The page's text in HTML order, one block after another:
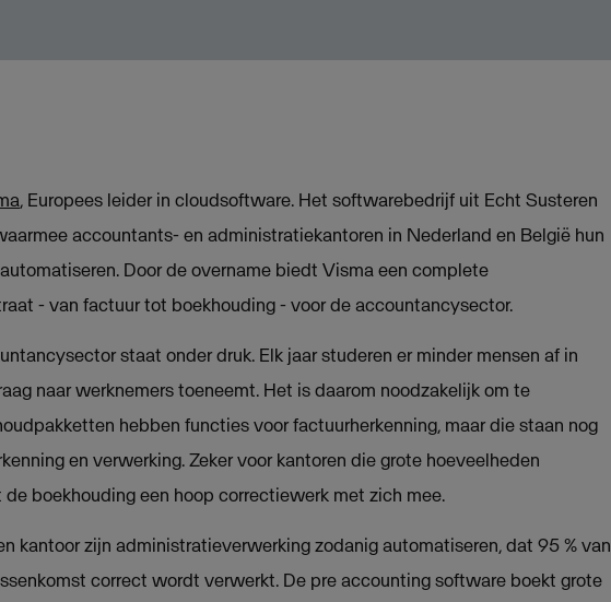
, Europees leider in cloudsoftware. Het softwarebedrijf uit Echt Susteren
accountants- en administratiekantoren in Nederland en België hun
Door de overname biedt Visma een complete
- van factuur tot boekhouding - voor de accountancysector.
staat onder druk. Elk jaar studeren er minder mensen af in
naar werknemers toeneemt. Het is daarom noodzakelijk om te
hebben functies voor factuurherkenning, maar die staan nog
en verwerking. Zeker voor kantoren die grote hoeveelheden
boekhouding een hoop correctiewerk met zich mee.
kantoor zijn administratieverwerking zodanig automatiseren, dat 95 % van
correct wordt verwerkt. De pre accounting software boekt grote